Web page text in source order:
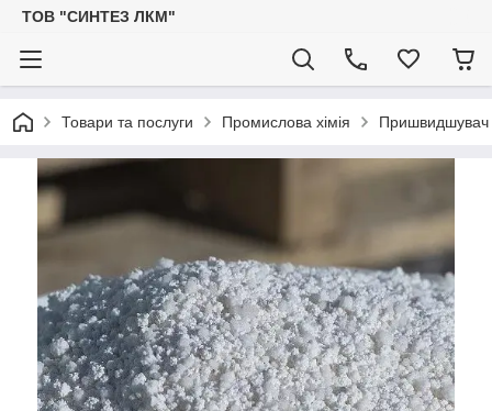
ТОВ "СИНТЕЗ ЛКМ"
Товари та послуги Промислова хімія Пришвидшувач